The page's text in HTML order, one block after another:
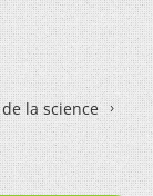
la science